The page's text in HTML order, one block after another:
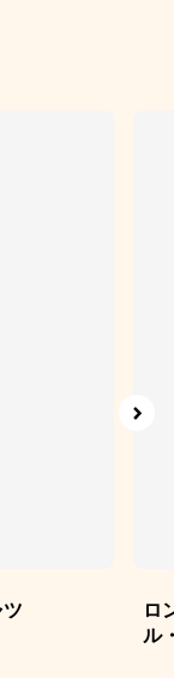
ロ
ル